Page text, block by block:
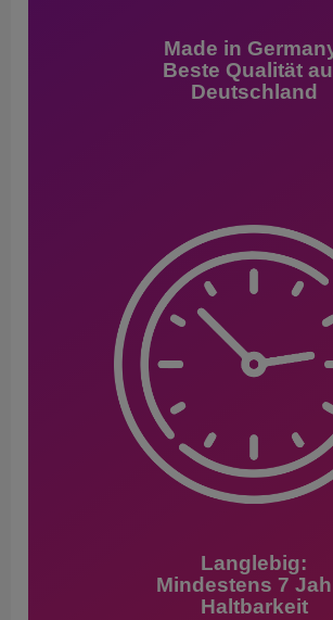
Made in
Beste Qualität
Deutschland
Langlebig:
Mindestens 7
Haltbarkeit